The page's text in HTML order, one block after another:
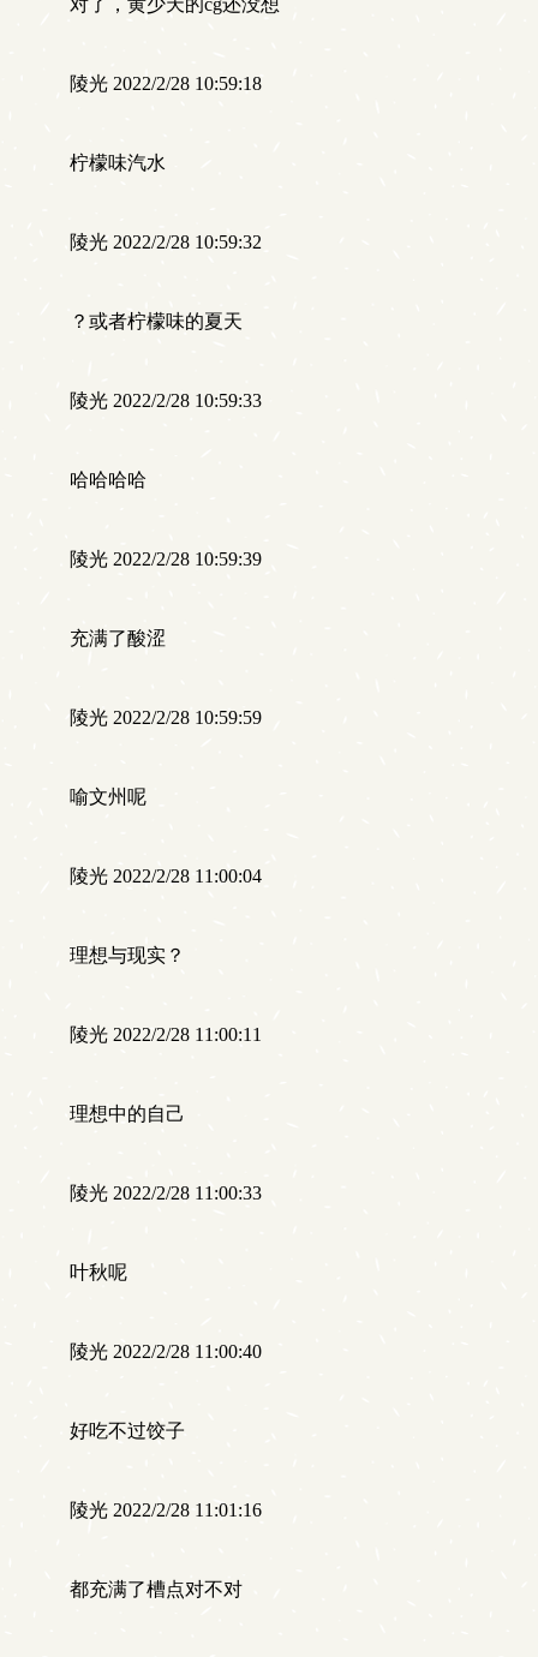
对了，黄少天的cg还没想
陵光 2022/2/28 10:59:18
柠檬味汽水
陵光 2022/2/28 10:59:32
？或者柠檬味的夏天
陵光 2022/2/28 10:59:33
哈哈哈哈
陵光 2022/2/28 10:59:39
充满了酸涩
陵光 2022/2/28 10:59:59
喻文州呢
陵光 2022/2/28 11:00:04
理想与现实？
陵光 2022/2/28 11:00:11
理想中的自己
陵光 2022/2/28 11:00:33
叶秋呢
陵光 2022/2/28 11:00:40
好吃不过饺子
陵光 2022/2/28 11:01:16
都充满了槽点对不对